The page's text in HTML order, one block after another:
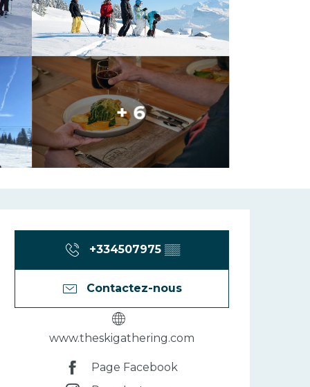
+ 6
Ouverture et
+334507975 ▒▒
Contactez-nous
www.theskigathering.com
Page Facebook